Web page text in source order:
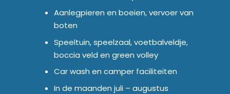
Aanlegpieren en boeien, vervoer van
boten
Speeltuin, speelzaal, voetbalveldje,
boccia veld en green volley
Car wash en camper faciliteiten
In de maanden juli – augustus